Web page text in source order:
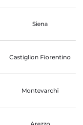
Siena
Castiglion Fiorentino
Montevarchi